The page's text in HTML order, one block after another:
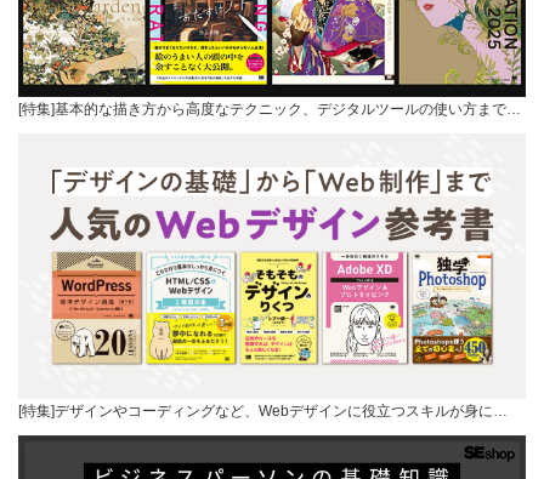
[特集]基本的な描き方から高度なテクニック、デジタルツールの使い方まで…
[特集]デザインやコーディングなど、Webデザインに役立つスキルが身に…